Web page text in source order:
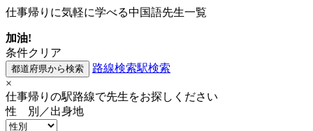
仕事帰りに気軽に学べる中国語先生一覧
加油!
条件クリア
路線検索駅検索
×
仕事帰りの駅路線で先生をお探しください
性 別／出身地